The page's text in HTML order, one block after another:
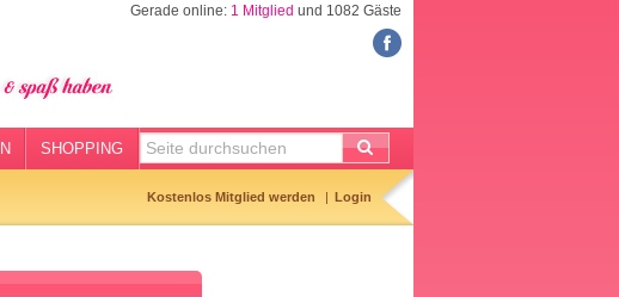
Gerade online: 1 Mitglied und 1082 Gäste
SHOPPING
Kostenlos Mitglied werden Login